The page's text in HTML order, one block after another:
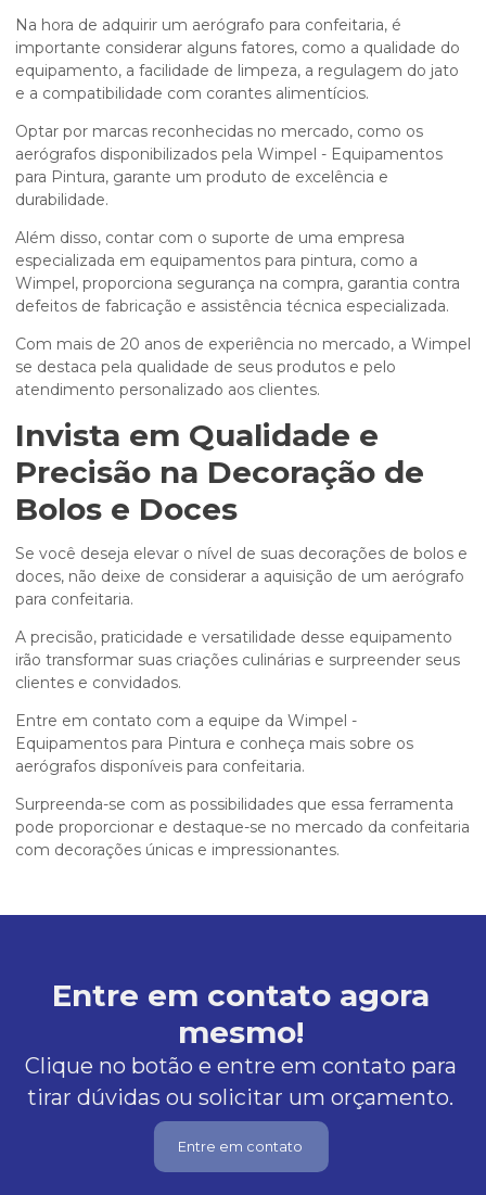
Na hora de adquirir um aerógrafo para confeitaria, é
importante considerar alguns fatores, como a qualidade do
equipamento, a facilidade de limpeza, a regulagem do jato
e a compatibilidade com corantes alimentícios.
Optar por marcas reconhecidas no mercado, como os
aerógrafos disponibilizados pela Wimpel - Equipamentos
para Pintura, garante um produto de excelência e
durabilidade.
Além disso, contar com o suporte de uma empresa
especializada em equipamentos para pintura, como a
Wimpel, proporciona segurança na compra, garantia contra
defeitos de fabricação e assistência técnica especializada.
Com mais de 20 anos de experiência no mercado, a Wimpel
se destaca pela qualidade de seus produtos e pelo
atendimento personalizado aos clientes.
Invista em Qualidade e
Precisão na Decoração de
Bolos e Doces
Se você deseja elevar o nível de suas decorações de bolos e
doces, não deixe de considerar a aquisição de um aerógrafo
para confeitaria.
A precisão, praticidade e versatilidade desse equipamento
irão transformar suas criações culinárias e surpreender seus
clientes e convidados.
Entre em contato com a equipe da Wimpel -
Equipamentos para Pintura e conheça mais sobre os
aerógrafos disponíveis para confeitaria.
Surpreenda-se com as possibilidades que essa ferramenta
pode proporcionar e destaque-se no mercado da confeitaria
com decorações únicas e impressionantes.
Entre em contato agora
mesmo!
Clique no botão e entre em contato para
tirar dúvidas ou solicitar um orçamento.
Entre em contato